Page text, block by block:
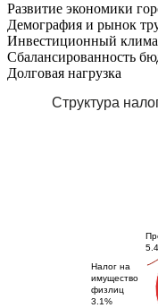
Развитие экономики
Демография и рынок
Инвестиционный
Сбалансированность
Долговая нагрузка
Структура
Налог на
имущество
физлиц
3.1%